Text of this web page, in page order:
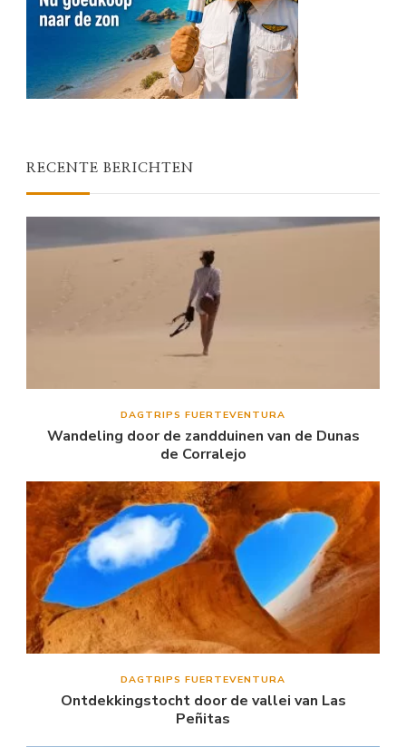
RECENTE BERICHTEN
DAGTRIPS FUERTEVENTURA
Wandeling door de zandduinen van de Dunas
de Corralejo
DAGTRIPS FUERTEVENTURA
Ontdekkingstocht door de vallei van Las
Peñitas